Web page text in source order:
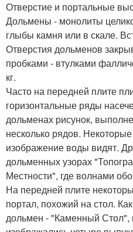
Отверстие и портальные
Дольмены - монолиты
глыбы камня или в скале.
Отверстия дольменов
пробками - втулками
кг.
Часто на передней плите
горизонтальные ряды
дольменах рисунок,
несколько рядов.
изображение воды видят.
дольменных узорах
Местности", где волнами
На передней плите
портал, похожий на стол.
дольмен - "Каменный Стол",